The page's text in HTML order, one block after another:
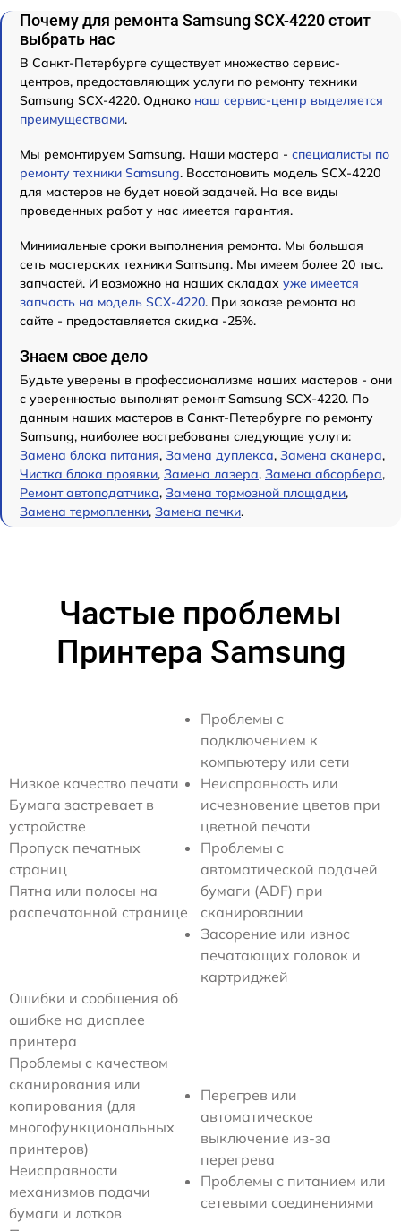
Почему для ремонта Samsung SCX-4220 стоит
выбрать нас
В Санкт-Петербурге существует множество сервис-
центров, предоставляющих услуги по ремонту техники
Samsung SCX-4220. Однако наш сервис-центр выделяется
преимуществами.
Мы ремонтируем Samsung. Наши мастера - специалисты по
ремонту техники Samsung. Восстановить модель SCX-4220
для мастеров не будет новой задачей. На все виды
проведенных работ у нас имеется гарантия.
Минимальные сроки выполнения ремонта. Мы большая
сеть мастерских техники Samsung. Мы имеем более 20 тыс.
запчастей. И возможно на наших складах уже имеется
запчасть на модель SCX-4220. При заказе ремонта на
сайте - предоставляется скидка -25%.
Знаем свое дело
Будьте уверены в профессионализме наших мастеров - они
с уверенностью выполнят ремонт Samsung SCX-4220. По
данным наших мастеров в Санкт-Петербурге по ремонту
Samsung, наиболее востребованы следующие услуги:
Замена блока питания, Замена дуплекса, Замена сканера,
Чистка блока проявки, Замена лазера, Замена абсорбера,
Ремонт автоподатчика, Замена тормозной площадки,
Замена термопленки, Замена печки.
Частые проблемы
Принтера Samsung
Низкое качество печати
Бумага застревает в
устройстве
Пропуск печатных
страниц
Пятна или полосы на
распечатанной странице
Проблемы с
подключением к
компьютеру или сети
Неисправность или
исчезновение цветов при
цветной печати
Проблемы с
автоматической подачей
бумаги (ADF) при
сканировании
Засорение или износ
печатающих головок и
картриджей
Ошибки и сообщения об
ошибке на дисплее
принтера
Проблемы с качеством
сканирования или
копирования (для
многофункциональных
принтеров)
Неисправности
механизмов подачи
бумаги и лотков
Перегрев или
автоматическое
выключение из-за
перегрева
Проблемы с питанием или
сетевыми соединениями